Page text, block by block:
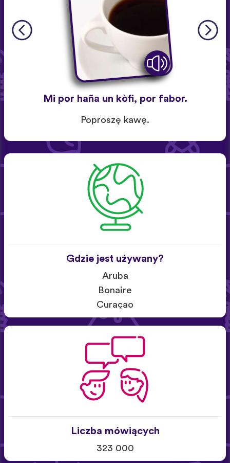
Mi por haña un kòfi, por fabor.
Poproszę kawę.
Gdzie jest używany?
Aruba
Bonaire
Curaçao
Liczba mówiących
323 000